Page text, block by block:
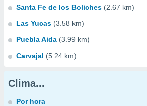
Santa Fe de los Boliches (2.67 km)
Las Yucas (3.58 km)
Puebla Aida (3.99 km)
Carvajal (5.24 km)
Clima...
Por hora